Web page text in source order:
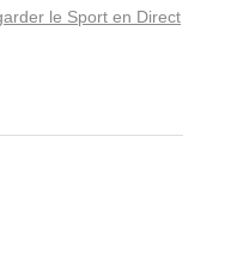
le Sport en Direct